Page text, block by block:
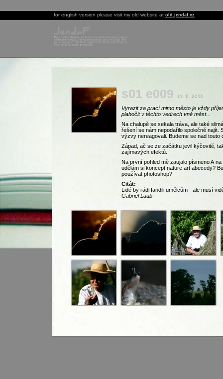
for english version please visit my old website at old.jendaf.cz
s01 e009 11. 6. 2010
Vyrazit za prací mimo město je vždy
plahočit v těchto vedrech vně měst...
Na chalupě se sekala tráva, ale také
řešení se nám nepodařilo společně najít.
výzvy nereagovali. Budeme se nad touto
Západ, ač se ze začátku jevil kýčovitě,
zajímavých efektů.
Na první pohled mě zaujalo písmeno A
udělám si koncept nature art abecedy?
používat photoshop?
Citát:
Lidé by rádi fandili umělcům - ale musí
Gabriel Laub